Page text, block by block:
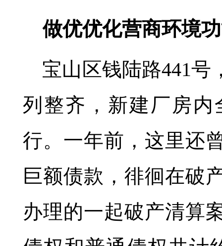
做优优化营商环境
宝山区钱陆路441号
列整齐，新建厂房
行。一年前，这里还
巨额债款，徘徊在破
办理的一起破产清